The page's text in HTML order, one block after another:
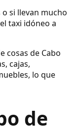
si llevan mucho
taxi idóneo a
cosas de Cabo
cajas,
lo que
de